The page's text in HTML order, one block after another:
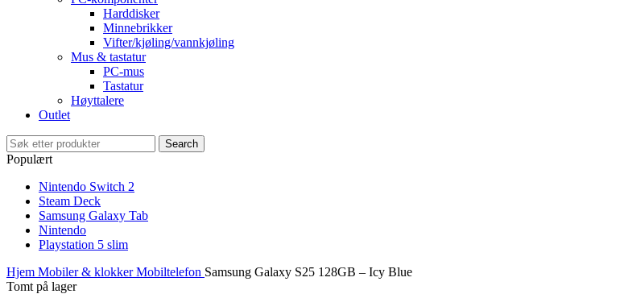
Harddisker
Minnebrikker
Vifter/kjøling/vannkjøling
Mus & tastatur
PC-mus
Tastatur
Høyttalere
Outlet
Search
Populært
Nintendo Switch 2
Steam Deck
Samsung Galaxy Tab
Nintendo
Playstation 5 slim
Hjem Mobiler & klokkerMobiltelefon Samsung Galaxy S25 128GB – Icy Blue
Tomt på lager